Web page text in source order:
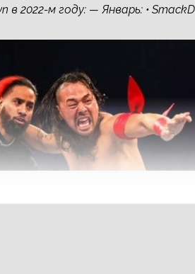
2022-м году: — Январь: •